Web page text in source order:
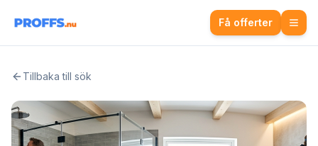
Få offerter
Tillbaka till sök